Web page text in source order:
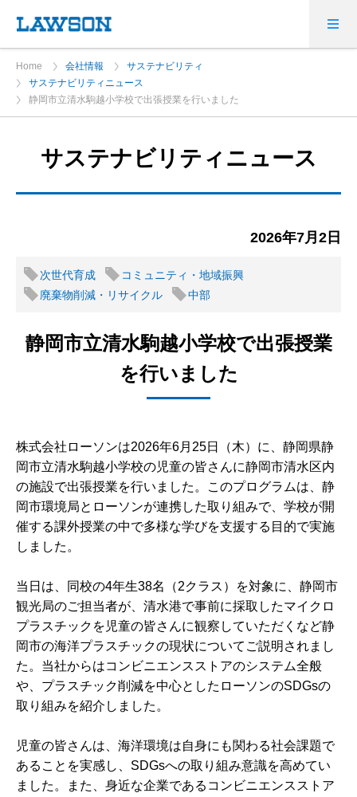
Home 会社情報
サステナビリティ
サステナビリティニュース
静岡市立清水駒越小学校で出張授業を行いました
サステナビリティニュース
2026年7月2日
次世代育成
コミュニティ・地域振興
廃棄物削減・リサイクル
中部
静岡市立清水駒越小学校で出張授業
を行いました
株式会社ローソンは2026年6月25日（木）に、静岡県静
岡市立清水駒越小学校の児童の皆さんに静岡市清水区内
の施設で出張授業を行いました。このプログラムは、静
岡市環境局とローソンが連携した取り組みで、学校が開
催する課外授業の中で多様な学びを支援する目的で実施
しました。
当日は、同校の4年生38名（2クラス）を対象に、静岡市
観光局のご担当者が、清水港で事前に採取したマイクロ
プラスチックを児童の皆さんに観察していただくなど静
岡市の海洋プラスチックの現状についてご説明されまし
た。当社からはコンビニエンスストアのシステム全般
や、プラスチック削減を中心としたローソンのSDGsの
取り組みを紹介しました。
児童の皆さんは、海洋環境は自身にも関わる社会課題で
あることを実感し、SDGsへの取り組み意識を高めてい
ました。また、身近な企業であるコンビニエンスストア